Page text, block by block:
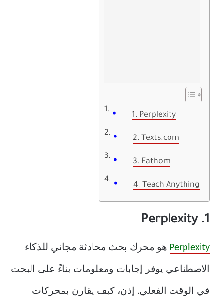
1. Perplexity
2. Texts.com
3. Fathom
4. Teach Anything
1. Perplexity
Perplexity هو محرك بحث محادثة مجاني للذكاء
الاصطناعي يوفر إجابات ومعلومات بناءً على البحث
في الوقت الفعلي. إذن، كيف يقارن بمحركات